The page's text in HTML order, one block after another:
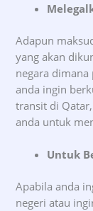
Adapun
yang akan
negara dimana
anda ingin
transit di
anda untuk
Untuk
Apabila anda
negeri atau